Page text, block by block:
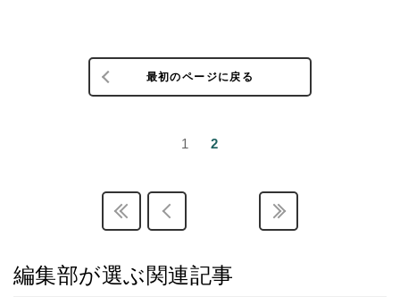
最初のページに戻る
1 2
編集部が選ぶ関連記事